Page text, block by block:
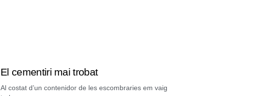
El cementiri mai trobat
Al costat d’un contenidor de les escombraries em vaig